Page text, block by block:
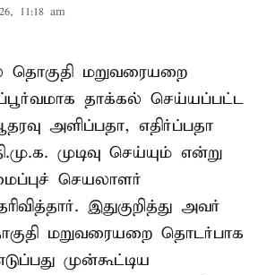
11:18 am
தொகுதி மறுவரையறை
தாக்கல் செய்யப்பட்ட
அளிப்பதா, எதிர்ப்பதா
முடிவு செய்யும் என்று
செயலாளர்
இதுகுறித்து அவர்
மறுவரையறை தொடர்பாக
முன்கூட்டிய